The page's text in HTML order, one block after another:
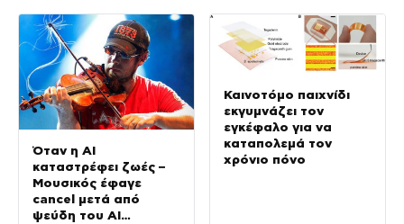
Όταν η AI
καταστρέφει ζωές –
Μουσικός έφαγε
cancel μετά από
ψεύδη του ΑΙ
Καινοτόμο παιχνίδι
εκγυμνάζει τον
εγκέφαλο για να
καταπολεμά τον
χρόνιο πόνο